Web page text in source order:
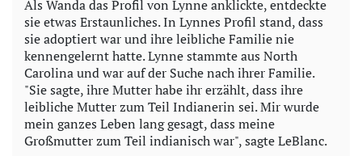
Als Wanda das Profil von Lynne anklickte, entdeckte
sie etwas Erstaunliches. In Lynnes Profil stand, dass
sie adoptiert war und ihre leibliche Familie nie
kennengelernt hatte. Lynne stammte aus North
Carolina und war auf der Suche nach ihrer Familie.
"Sie sagte, ihre Mutter habe ihr erzählt, dass ihre
leibliche Mutter zum Teil Indianerin sei. Mir wurde
mein ganzes Leben lang gesagt, dass meine
Großmutter zum Teil indianisch war", sagte LeBlanc.